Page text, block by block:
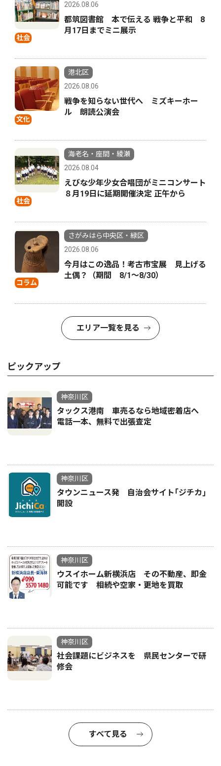
社会
2026.08.06
都筑図書館 本で伝える 戦争と平和 8
月17日までミニ展示
文化
港北区
2026.08.06
戦争を知らない世代へ ミズキーホー
ル 朗読公演会
社会
海老名・座間・綾瀬
2026.08.04
えびな少年少女合唱団がミニコンサート
８月19日に延期開催決定 正午から
コラム
さがみはら中央区・緑区
2026.08.06
今月はこの逸品！考古市宝展 見上げる
土偶？（期間 8/1〜8/30）
エリア一覧を見る
ピックアップ
神奈川区
タックス港南 車売るなら地域密着店へ
電話一本、無料で出張査定
神奈川区
タウンニュース発 自治会サイト｢ジチカ｣
開設
神奈川区
ウスイホーム新横浜店 その不動産、即金
可能です 相続や空家・更地を買取
神奈川区
社会課題にビジネスを 県民センターで研
修会
すべて見る